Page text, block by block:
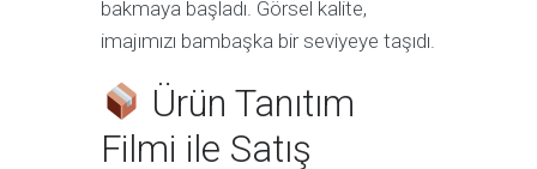
bakmaya başladı. Görsel kalite,
imajımızı bambaşka bir seviyeye taşıdı.
Ürün Tanıtım
Filmi ile Satış